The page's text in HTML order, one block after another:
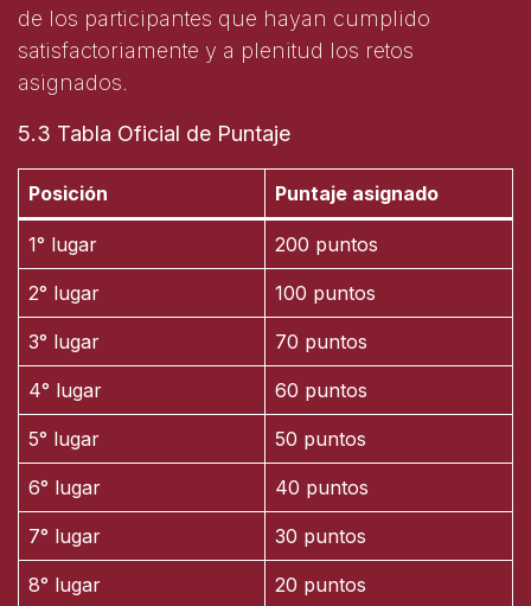
de los participantes que hayan cumplido
satisfactoriamente y a plenitud los retos
asignados.
5.3 Tabla Oficial de Puntaje
Posición Puntaje asignado
1° lugar 200 puntos
2° lugar 100 puntos
3° lugar 70 puntos
4° lugar 60 puntos
5° lugar 50 puntos
6° lugar 40 puntos
7° lugar 30 puntos
8° lugar 20 puntos